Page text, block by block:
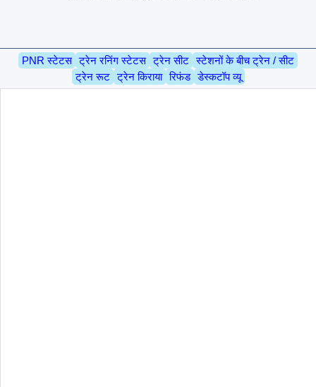
PNR स्टेटस ट्रेन रनिंग स्टेटस ट्रेन सीट स्टेशनों के बीच ट्रेन / सीट
ट्रेन रूट ट्रेन किराया रिफंड डेस्कटॉप व्यू